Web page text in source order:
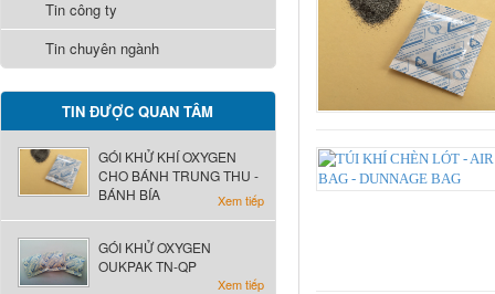
Tin công ty
Tin chuyên ngành
TIN ĐƯỢC QUAN TÂM
GÓI KHỬ KHÍ OXYGEN
CHO BÁNH TRUNG THU -
BÁNH BÍA
Xem tiếp
GÓI KHỬ OXYGEN
OUKPAK TN-QP
Xem tiếp